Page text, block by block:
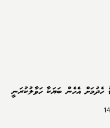
ހެދުމަށް އެހެން ބަޔަކާ ހަވާލުކުރަނީ